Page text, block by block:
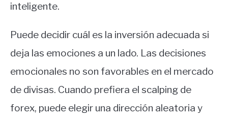
inteligente.
Puede decidir cuál es la inversión adecuada si
deja las emociones a un lado. Las decisiones
emocionales no son favorables en el mercado
de divisas. Cuando prefiera el scalping de
forex, puede elegir una dirección aleatoria y